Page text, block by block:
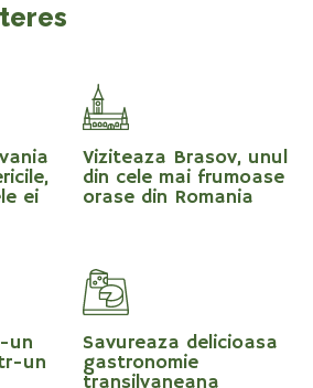
ei
Viziteaza Brasov, unul
din cele mai frumoase
orase din Romania
un
un
Savureaza delicioasa
gastronomie
transilvaneana